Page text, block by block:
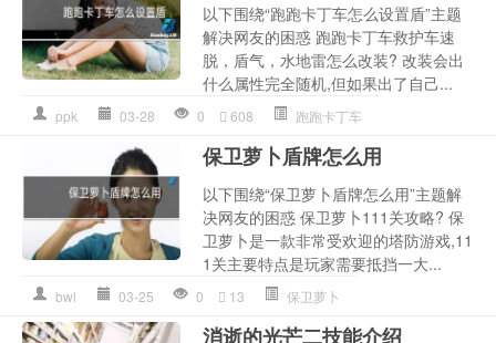
以下围绕“跑跑卡丁车怎么设置盾”主题
解决网友的困惑 跑跑卡丁车救护车速
脱，盾气，水地雷怎么改装? 改装会出
什么属性完全随机,但如果出了自己...
ppk 03-28 0 608 跑跑卡丁车
保卫萝卜盾牌怎么用
以下围绕“保卫萝卜盾牌怎么用”主题解
决网友的困惑 保卫萝卜111关攻略? 保
卫萝卜是一款非常受欢迎的塔防游戏,11
1关主要特点是玩家需要抵挡一大...
bwl 03-25 0 13 保卫萝卜
消逝的光芒二技能介绍